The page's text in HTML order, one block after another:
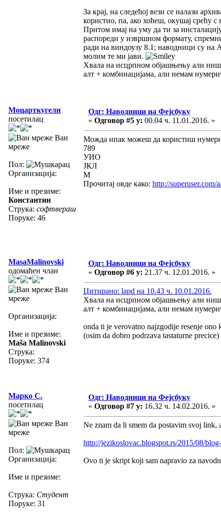
За крај, на следећој вези се налази
користио, па, ако хоћеш, окушај срећу
Притом имај на уму да ти за
распореди у извршном формату,
ради на виндоузу 8.1; наводници су
молим те ми јави.
Хвала на исцрпном објашњењу али
алт + комбинацијама, али немам
Моцарткугелн
посетилац
Ван
мреже
Пол:
Организација:
Име и презиме:
Константин
Струка: софтвераш
Поруке: 46
Одг: Наводници на Фејсбуку
« Одговор #5 у: 00.04 ч. 11.01.2016. »
Можда ипак можеш да користиш
789
УИО
ЈКЛ
М
Прочитај овде како: http://superuser.com/
MasaMalinovski
одомаћен члан
Ван
мреже
Организација:
Име и презиме:
Maša Malinovski
Струка:
Поруке: 374
Одг: Наводници на Фејсбуку
« Одговор #6 у: 21.37 ч. 12.01.2016. »
Цитирано: lapd на 10.43 ч. 10.01.2016.
Хвала на исцрпном објашњењу али
алт + комбинацијама, али немам
onda ti je verovatno najzgodije resenje
(osim da dobro podrzava tastaturne precice)
Марко С.
посетилац
Ван
мреже
Пол:
Организација:
Име и презиме:
Струка: Студент
Поруке: 31
Одг: Наводници на Фејсбуку
« Одговор #7 у: 16.32 ч. 14.02.2016. »
Ne znam da li smem da postavim svoj link,
http://jezikoslovac.blogspot.rs/2015/08/
Ovo ti je skript koji sam napravio za